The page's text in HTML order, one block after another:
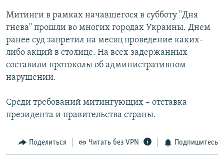
Митинги в рамках начавшегося в субботу "Дня
гнева" прошли во многих городах Украины. Днем
ранее суд запретил на месяц проведение каких-
либо акций в столице. На всех задержанных
составили протоколы об административном
нарушении.
Среди требований митингующих – отставка
президента и правительства страны.
Поделиться Читать без VPN Подпишитесь